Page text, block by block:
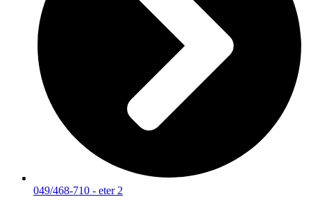
049/468-710 - eter 2